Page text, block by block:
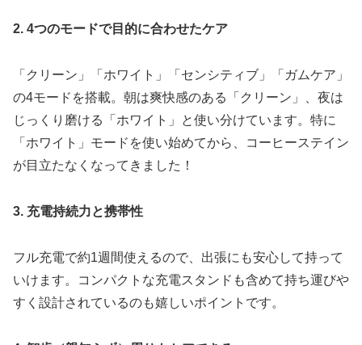
2. 4つのモードで目的に合わせたケア
「クリーン」「ホワイト」「センシティブ」「ガムケア」
の4モードを搭載。朝は爽快感のある「クリーン」、夜は
じっくり磨ける「ホワイト」と使い分けています。特に
「ホワイト」モードを使い始めてから、コーヒーステイン
が目立たなくなってきました！
3. 充電持続力と携帯性
フル充電で約1週間使えるので、出張にも安心して持って
いけます。コンパクトな充電スタンドも含めて持ち運びや
すく設計されているのも嬉しいポイントです。